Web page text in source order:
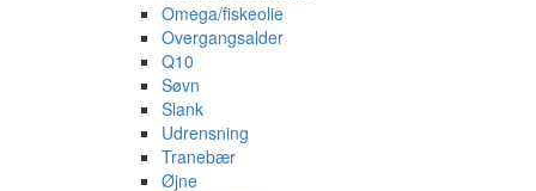
Omega/fiskeolie
Overgangsalder
Q10
Søvn
Slank
Udrensning
Tranebær
Øjne